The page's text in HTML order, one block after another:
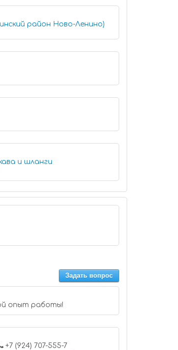
район Ново-Ленино)
и шланги
Задать вопрос
опыт работы!
+7 (924) 707-555-7